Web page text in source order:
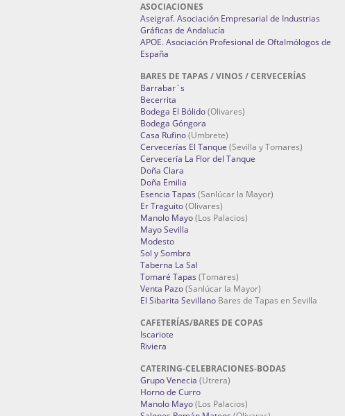
ASOCIACIONES
Aseigraf. Asociación Empresarial de Industrias
Gráficas de Andalucía
APOE. Asociación Profesional de Oftalmólogos de
España
BARES DE TAPAS / VINOS / CERVECERÍAS
Barrabar´s
Becerrita
Bodega El Bólido(Olivares)
Bodega Góngora
Casa Rufino(Umbrete)
Cervecerías El Tanque (Sevilla y Tomares)
Cervecería La Flor del Tanque
Doña Clara
Doña Emilia
Esencia Tapas (Sanlúcar la Mayor)
Er Traguito(Olivares)
Manolo Mayo(Los Palacios)
Mayo Sevilla
Modesto
Sol y Sombra
Taberna La Sal
Tomaré Tapas (Tomares)
Venta Pazo(Sanlúcar la Mayor)
El Sibarita Sevillano Bares de Tapas en Sevilla
CAFETERÍAS/BARES DE COPAS
Iscariote
Riviera
CATERING-CELEBRACIONES-BODAS
Grupo Venecia (Utrera)
Horno de Curro
Manolo Mayo(Los Palacios)